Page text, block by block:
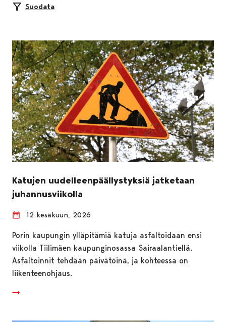
Suodata
Katujen uudelleenpäällystyksiä jatketaan
juhannusviikolla
12 kesäkuun, 2026
Porin kaupungin ylläpitämiä katuja asfaltoidaan ensi
viikolla Tiilimäen kaupunginosassa Sairaalantiellä.
Asfaltoinnit tehdään päivätöinä, ja kohteessa on
liikenteenohjaus.